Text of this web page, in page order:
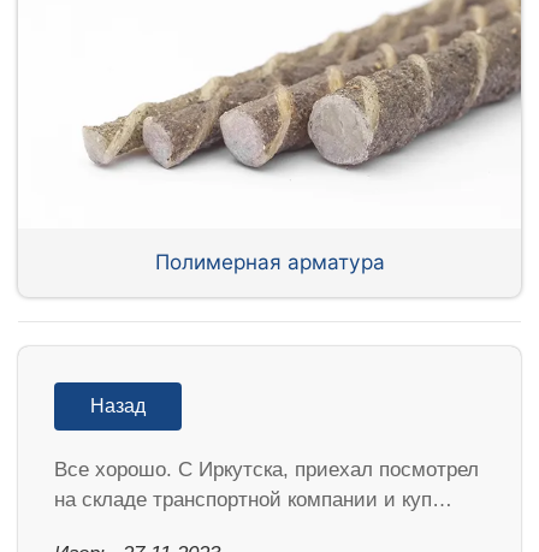
Полимерная арматура
Назад
Все хорошо. С Иркутска, приехал посмотрел
на складе транспортной компании и куп…